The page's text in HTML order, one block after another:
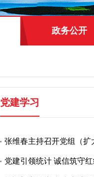
政务公开
党建学习
张维春主持召开党组（扩
党建引领统计 诚信筑守